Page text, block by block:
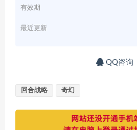
有效期
最近更新
QQ咨询
回合战略 奇幻